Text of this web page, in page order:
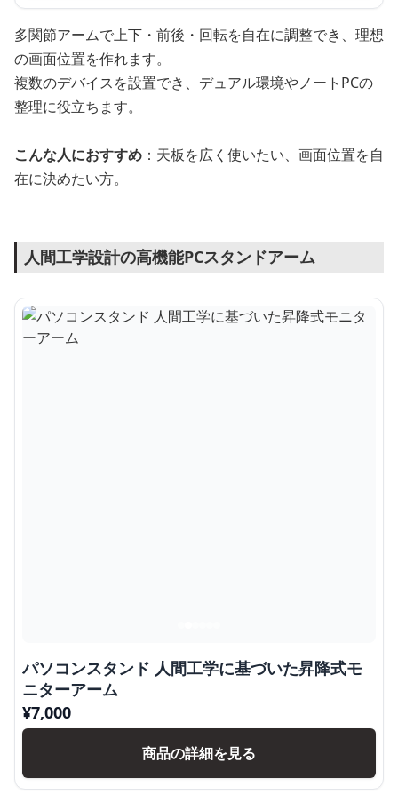
多関節アームで上下・前後・回転を自在に調整でき、理想
の画面位置を作れます。
複数のデバイスを設置でき、デュアル環境やノートPCの
整理に役立ちます。
こんな人におすすめ ：天板を広く使いたい、画面位置を自
在に決めたい方。
人間工学設計の高機能PCスタンドアーム
パソコンスタンド 人間工学に基づいた昇降式モ
ニターアーム
¥7,000
商品の詳細を見る